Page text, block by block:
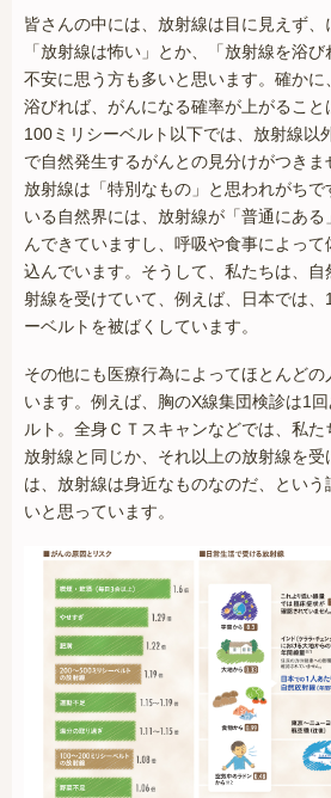
皆さんの中には、放射線は目に見えず、
「放射線は怖い」とか、「放射線を浴
不安に思う方も多いと思います。確か
浴びれば、がんになる確率が上がること
100ミリシーベルト以下では、放射線以
で自然発生するがんとの見分けがつきま
放射線は「特別なもの」と思われがち
いる自然界には、放射線が「普通にあ
んできていますし、呼吸や食事によって
込んでいます。そうして、私たちは、
射線を受けていて、例えば、日本では
ーベルトを被ばくしています。
その他にも医療行為によってほとんど
います。例えば、胸のX線集団検診は1
ルト。全身ＣＴスキャンなどでは、私
放射線と同じか、それ以上の放射線を
は、放射線は身近なものなのだ、とい
いと思っています。